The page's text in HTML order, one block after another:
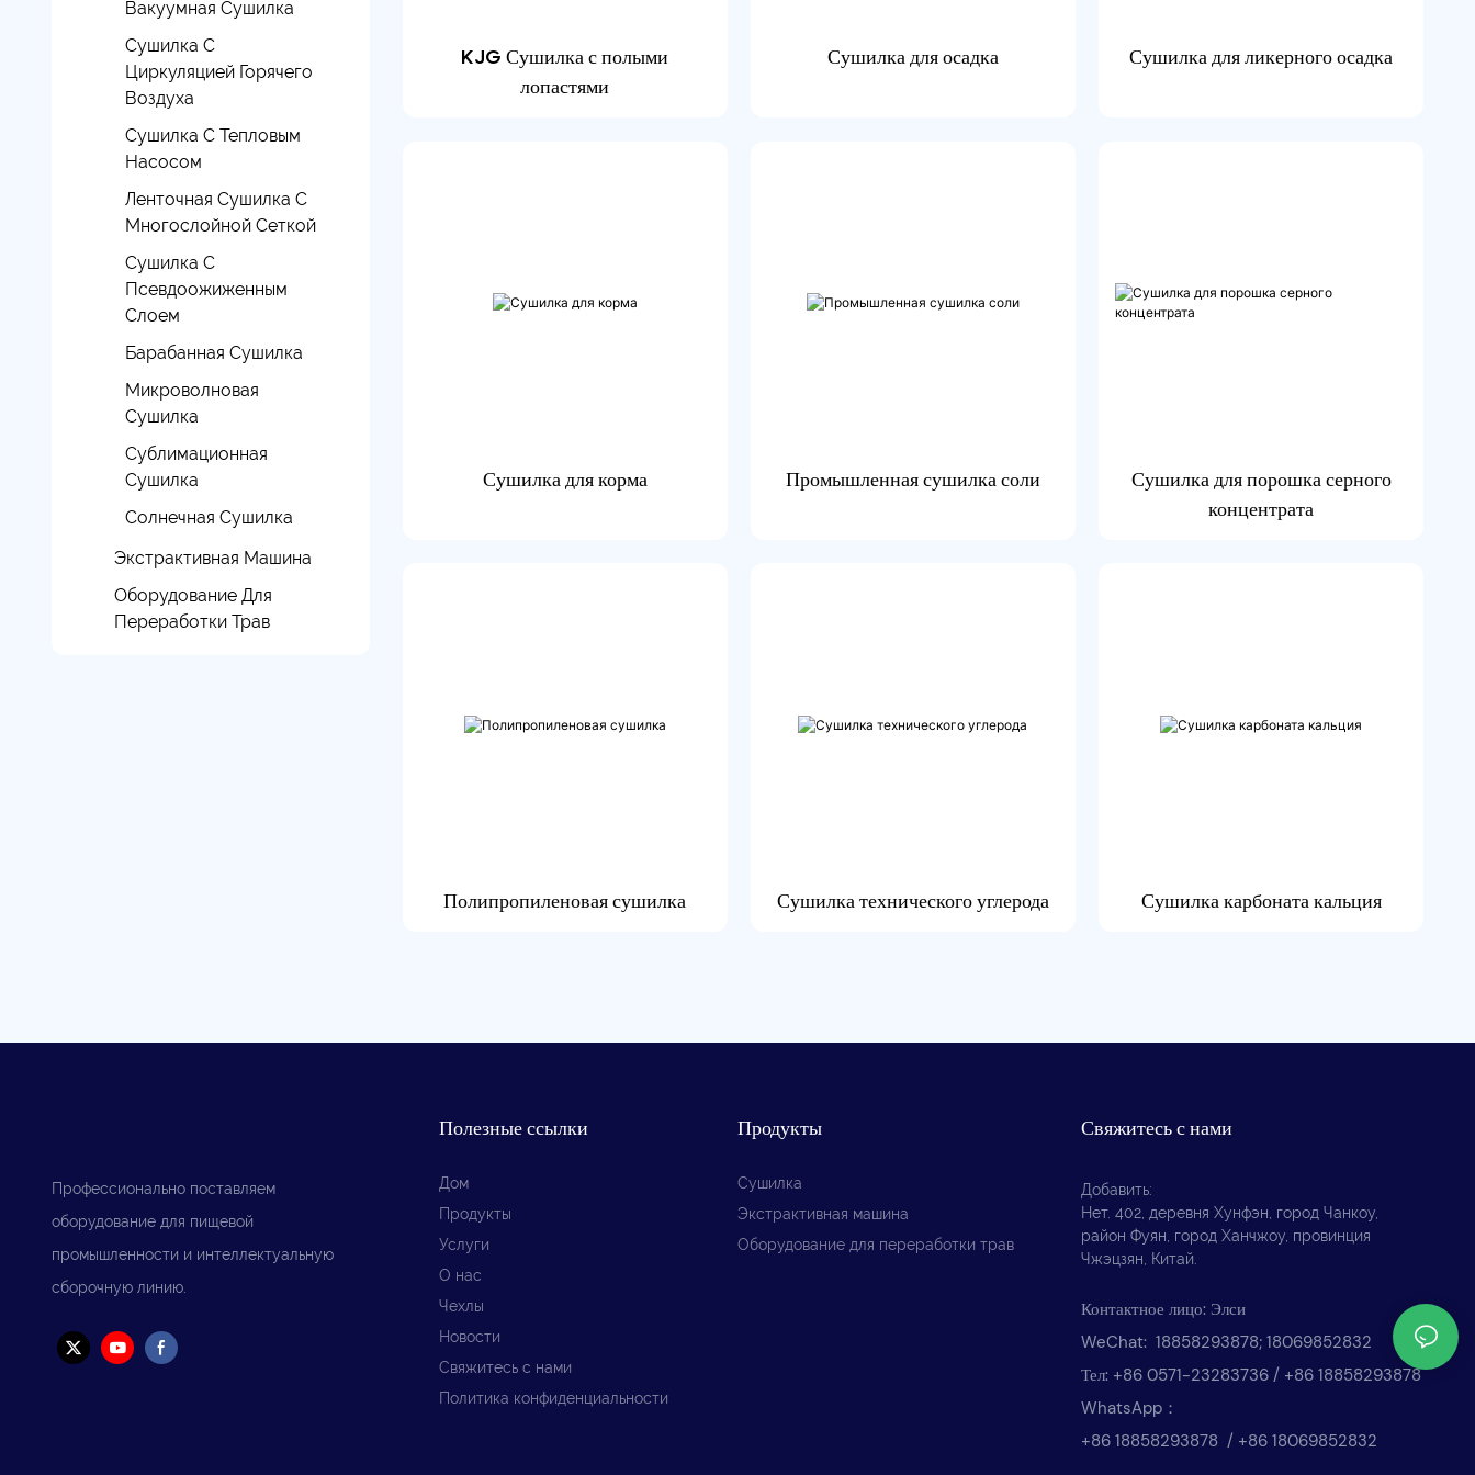
Вакуумная Сушилка
Сушилка С
Циркуляцией Горячего
Воздуха
Сушилка С Тепловым
Насосом
Ленточная Сушилка С
Многослойной Сеткой
Сушилка С
Псевдоожиженным
Слоем
Барабанная Сушилка
Микроволновая
Сушилка
Сублимационная
Сушилка
Солнечная Сушилка
Экстрактивная Машина
Оборудование Для
Переработки Трав
KJG Сушилка с полыми
лопастями
Сушилка для осадка Сушилка для ликерного осадка
Сушилка для корма Промышленная сушилка соли
Сушилка для порошка серного
концентрата
Полипропиленовая сушилка Сушилка технического углерода Сушилка карбоната кальция
Профессионально поставляем
оборудование для пищевой
промышленности и интеллектуальную
сборочную линию.
Полезные ссылки
Дом
Продукты
Услуги
О нас
Чехлы
Новости
Свяжитесь с нами
Политика конфиденциальности
Продукты
Сушилка
Экстрактивная машина
Оборудование для переработки трав
Свяжитесь с нами
Добавить:
Нет. 402, деревня Хунфэн, город Чанкоу,
район Фуян, город Ханчжоу, провинция
Чжэцзян, Китай.
Контактное лицо: Элси
WeChat: 18858293878; 18069852832
Тел: +86 0571-23283736 / +86 18858293878
WhatsApp：
+86 18858293878 / +86 18069852832